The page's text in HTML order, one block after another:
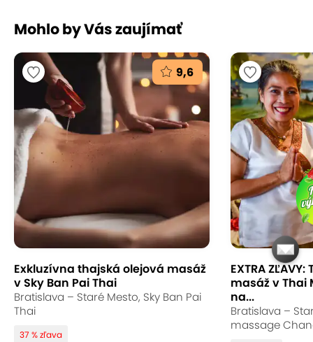
Mohlo by Vás zaujímať
9,6
Exkluzívna thajská olejová masáž
v Sky Ban Pai Thai
Bratislava – Staré Mesto, Sky Ban Pai
Thai
37 % zľava
EXTRA
masáž v Thai
na...
Bratislava –
massage